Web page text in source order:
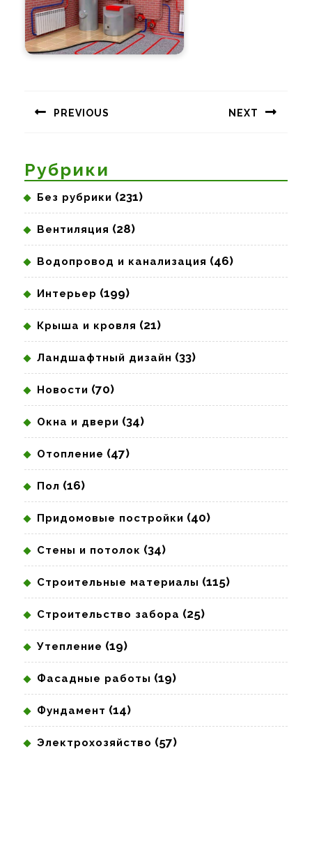
записям
PREVIOUS NEXT
Рубрики
Без рубрики (231)
Вентиляция (28)
Водопровод и канализация (46)
Интерьер (199)
Крыша и кровля (21)
Ландшафтный дизайн (33)
Новости (70)
Окна и двери (34)
Отопление (47)
Пол (16)
Придомовые постройки (40)
Стены и потолок (34)
Строительные материалы (115)
Строительство забора (25)
Утепление (19)
Фасадные работы (19)
Фундамент (14)
Электрохозяйство (57)